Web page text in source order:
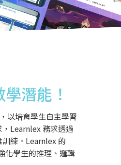
潛能！
以培育學生自主學習
Learnlex 務求透過
練。Learnlex 的
化學生的推理、邏輯